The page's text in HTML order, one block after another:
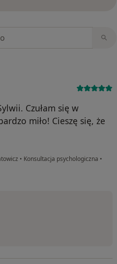
Czułam się w
miło! Cieszę się, że
• Konsultacja psychologiczna •